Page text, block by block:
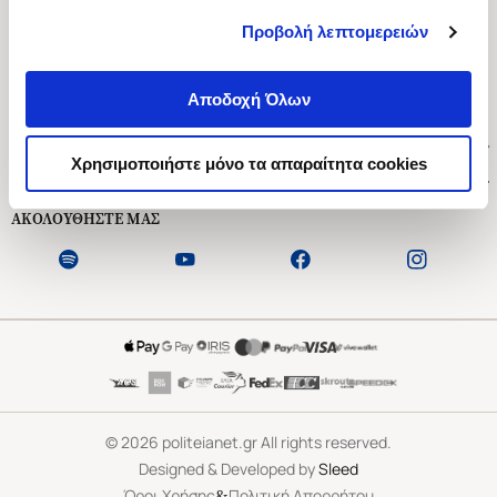
Προβολή λεπτομερειών
Αποδοχή Όλων
Χρησιμοποιήστε μόνο τα απαραίτητα cookies
Ασκληπιού 1-3, Αθήνα 106 79
Δευτέρα - Παρασκευή 09:00-21:00
Εξυπηρέτηση Πελατών
ΑΚΟΛΟΥΘΗΣΤΕ ΜΑΣ
©2026 politeianet.gr All rights reserved.
Designed & Developed bySleed